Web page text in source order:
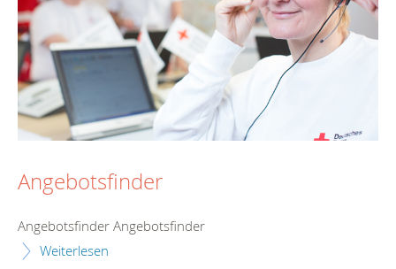
Angebotsfinder
Angebotsfinder Angebotsfinder
Weiterlesen